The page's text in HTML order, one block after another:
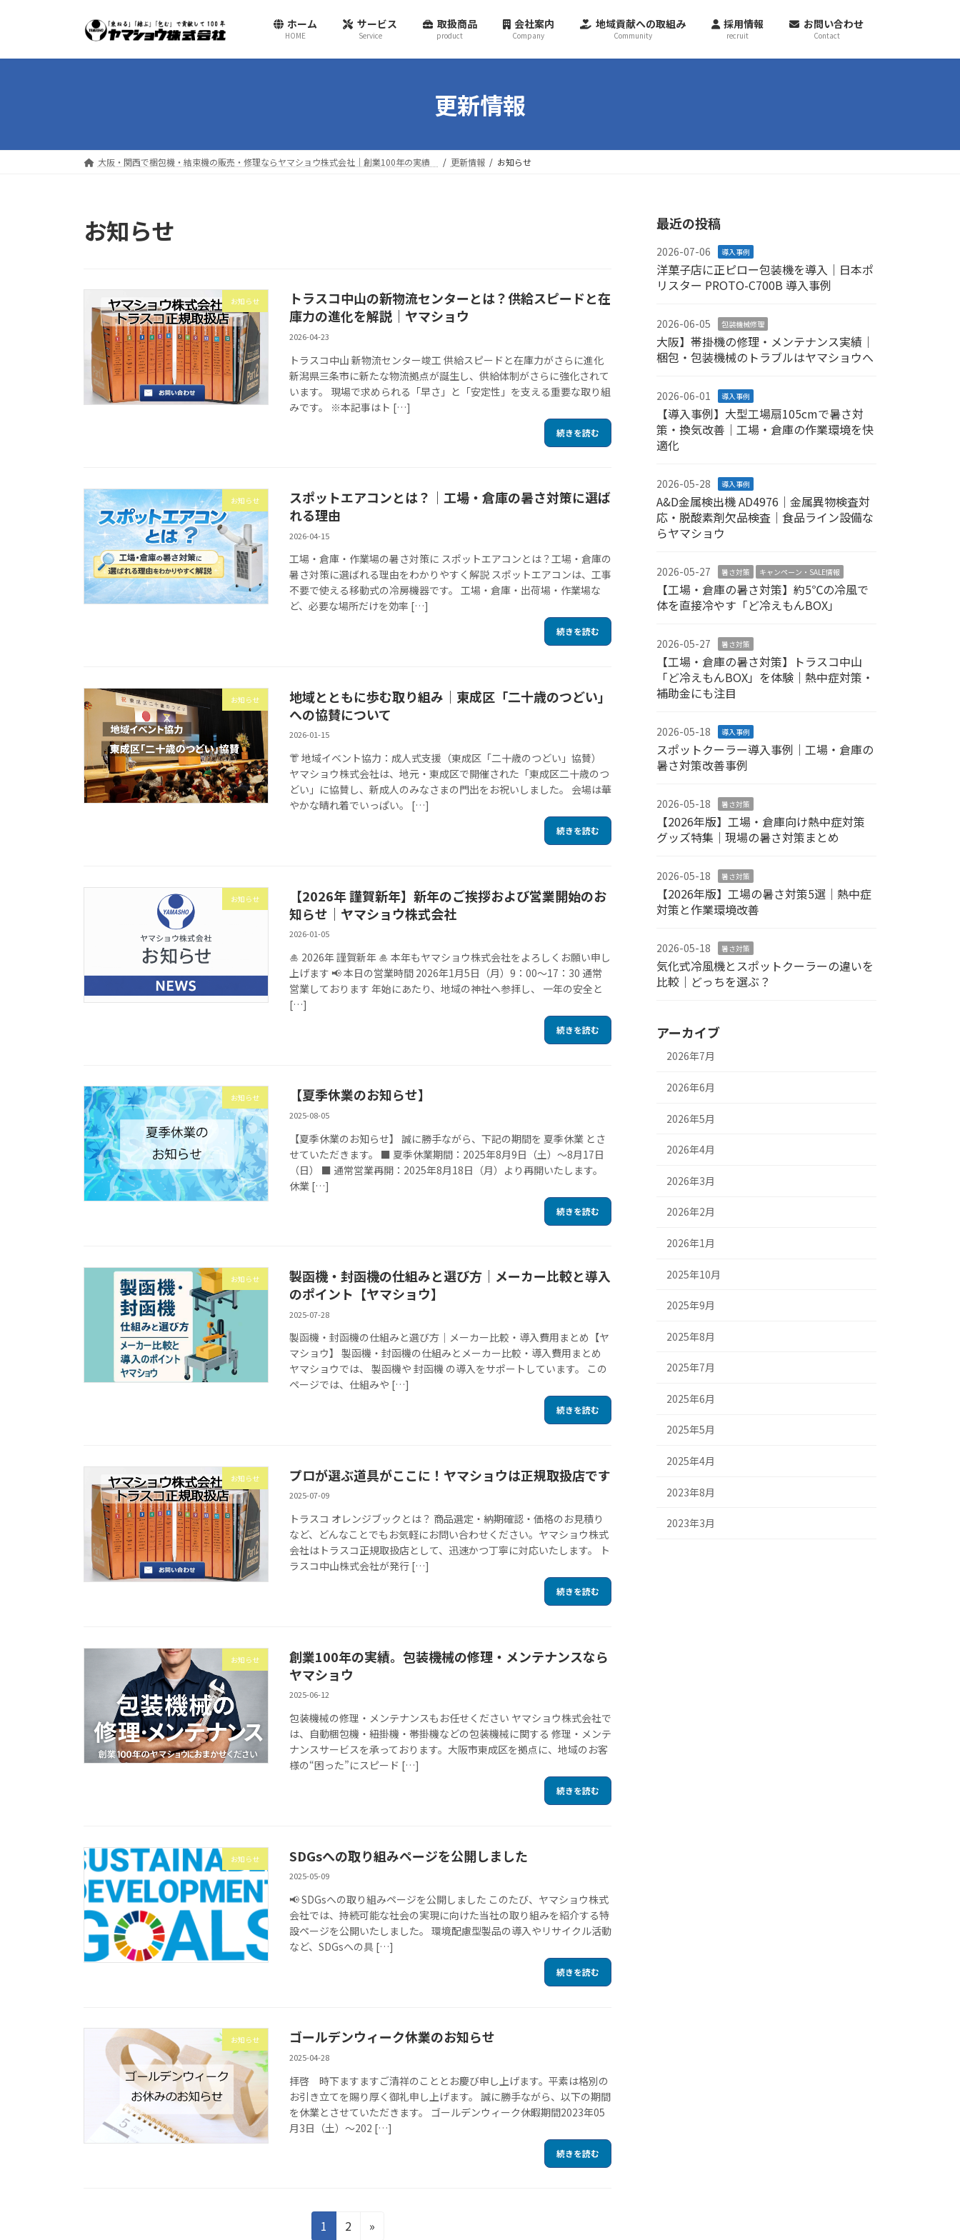
ホーム
HOME
サービス
Service
取扱商品
product
会社案内
Company
地域貢献への取組み
Community
採用情報
recruit
お問い合わせ
Contact
更新情報
大阪・関西で梱包機・結束機の販売・修理ならヤマショウ株式会社｜創業100年の実績 更新情報 お知らせ
お知らせ
お知らせ
トラスコ中山の新物流センターとは？供給スピードと在
庫力の進化を解説｜ヤマショウ
2026-04-23
トラスコ中山 新物流センター竣工 供給スピードと在庫力がさらに進化
新潟県三条市に新たな物流拠点が誕生し、供給体制がさらに強化されて
います。 現場で求められる「早さ」と「安定性」を支える重要な取り組
みです。 ※本記事はト […]
続きを読む
お知らせ
スポットエアコンとは？｜工場・倉庫の暑さ対策に選ば
れる理由
2026-04-15
工場・倉庫・作業場の暑さ対策に スポットエアコンとは？工場・倉庫の
暑さ対策に選ばれる理由をわかりやすく解説 スポットエアコンは、工事
不要で使える移動式の冷房機器です。 工場・倉庫・出荷場・作業場な
ど、必要な場所だけを効率 […]
続きを読む
お知らせ
地域とともに歩む取り組み｜東成区「二十歳のつどい」
への協賛について
2026-01-15
👘 地域イベント協力：成人式支援（東成区「二十歳のつどい」協賛）
ヤマショウ株式会社は、地元・東成区で開催された「東成区二十歳のつ
どい」に協賛し、新成人のみなさまの門出をお祝いしました。 会場は華
やかな晴れ着でいっぱい。 […]
続きを読む
お知らせ
【2026年 謹賀新年】新年のご挨拶および営業開始のお
知らせ｜ヤマショウ株式会社
2026-01-05
🎍 2026年 謹賀新年 🎍 本年もヤマショウ株式会社をよろしくお願い申し
上げます 📢 本日の営業時間 2026年1月5日（月）9：00〜17：30 通常
営業しております 年始にあたり、地域の神社へ参拝し、 一年の安全と
[…]
続きを読む
お知らせ 【夏季休業のお知らせ】
2025-08-05
【夏季休業のお知らせ】 誠に勝手ながら、下記の期間を 夏季休業 とさ
せていただきます。 ■ 夏季休業期間：2025年8月9日（土）～8月17日
（日） ■ 通常営業再開：2025年8月18日（月）より再開いたします。
休業 […]
続きを読む
お知らせ
製函機・封函機の仕組みと選び方｜メーカー比較と導入
のポイント【ヤマショウ】
2025-07-28
製函機・封函機の仕組みと選び方｜メーカー比較・導入費用まとめ【ヤ
マショウ】 製函機・封函機の仕組みとメーカー比較・導入費用まとめ
ヤマショウでは、 製函機や 封函機 の導入をサポートしています。 この
ページでは、仕組みや […]
続きを読む
お知らせ プロが選ぶ道具がここに！ヤマショウは正規取扱店です
2025-07-09
トラスコ オレンジブックとは？ 商品選定・納期確認・価格のお見積り
など、どんなことでもお気軽にお問い合わせください。ヤマショウ株式
会社はトラスコ正規取扱店として、迅速かつ丁寧に対応いたします。 ト
ラスコ中山株式会社が発行 […]
続きを読む
お知らせ
創業100年の実績。包装機械の修理・メンテナンスなら
ヤマショウ
2025-06-12
包装機械の修理・メンテナンスもお任せください ヤマショウ株式会社で
は、自動梱包機・紐掛機・帯掛機などの包装機械に関する 修理・メンテ
ナンスサービスを承っております。大阪市東成区を拠点に、地域のお客
様の“困った”にスピード […]
続きを読む
お知らせ SDGsへの取り組みページを公開しました
2025-05-09
📢 SDGsへの取り組みページを公開しました このたび、ヤマショウ株式
会社では、持続可能な社会の実現に向けた当社の取り組みを紹介する特
設ページを公開いたしました。 環境配慮型製品の導入やリサイクル活動
など、SDGsへの具 […]
続きを読む
お知らせ ゴールデンウィーク休業のお知らせ
2025-04-28
拝啓 時下ますますご清祥のこととお慶び申し上げます。平素は格別の
お引き立てを賜り厚く御礼申し上げます。 誠に勝手ながら、以下の期間
を休業とさせていただきます。 ゴールデンウィーク休暇期間2023年05
月3日（土）～202 […]
続きを読む
固
1
固
2 »
最近の投稿
2026-07-06 導入事例
洋菓子店に正ピロー包装機を導入｜日本ポ
リスター PROTO-C700B 導入事例
2026-06-05 包装機械修理
大阪】帯掛機の修理・メンテナンス実績｜
梱包・包装機械のトラブルはヤマショウへ
2026-06-01 導入事例
【導入事例】大型工場扇105cmで暑さ対
策・換気改善｜工場・倉庫の作業環境を快
適化
2026-05-28 導入事例
A&D金属検出機 AD4976｜金属異物検査対
応・脱酸素剤欠品検査｜食品ライン設備な
らヤマショウ
2026-05-27 暑さ対策 キャンペーン・SALE情報
【工場・倉庫の暑さ対策】約5℃の冷風で
体を直接冷やす「ど冷えもんBOX」
2026-05-27 暑さ対策
【工場・倉庫の暑さ対策】トラスコ中山
「ど冷えもんBOX」を体験｜熱中症対策・
補助金にも注目
2026-05-18 導入事例
スポットクーラー導入事例｜工場・倉庫の
暑さ対策改善事例
2026-05-18 暑さ対策
【2026年版】工場・倉庫向け熱中症対策
グッズ特集｜現場の暑さ対策まとめ
2026-05-18 暑さ対策
【2026年版】工場の暑さ対策5選｜熱中症
対策と作業環境改善
2026-05-18 暑さ対策
気化式冷風機とスポットクーラーの違いを
比較｜どっちを選ぶ？
アーカイブ
2026年7月
2026年6月
2026年5月
2026年4月
2026年3月
2026年2月
2026年1月
2025年10月
2025年9月
2025年8月
2025年7月
2025年6月
2025年5月
2025年4月
2023年8月
2023年3月